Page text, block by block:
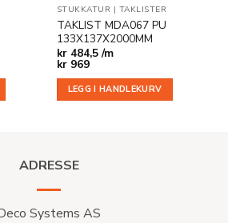
STUKKATUR | TAKLISTER
TAKLIST MDA067 PU
133X137X2000MM
kr484,5 /m
kr969
LEGG I HANDLEKURV
ADRESSE
Systems AS